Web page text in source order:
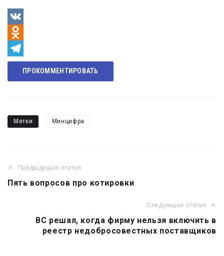
VK
Odnoklassniki
Telegram
ПРОКОММЕНТИРОВАТЬ
Метки Минцифра
Навигация
по
Предыдущая статья
Пять вопросов про котировки
Следующая статья
ВС решал, когда фирму нельзя включить в
реестр недобросовестных поставщиков